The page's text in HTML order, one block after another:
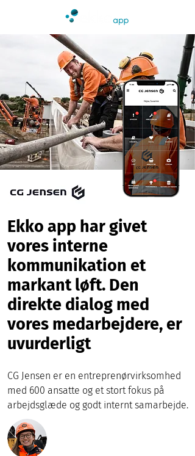
Ekko app har givet
vores interne
kommunikation et
markant løft. Den
direkte dialog med
vores medarbejdere, er
uvurderligt
CG Jensen er en entreprenørvirksomhed
med 600 ansatte og et stort fokus på
arbejdsglæde og godt internt samarbejde.